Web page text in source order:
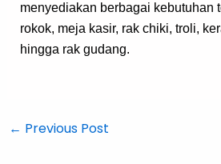
menyediakan berbagai kebutuhan
rokok, meja kasir, rak chiki, troli,
hingga rak gudang.
← Previous Post